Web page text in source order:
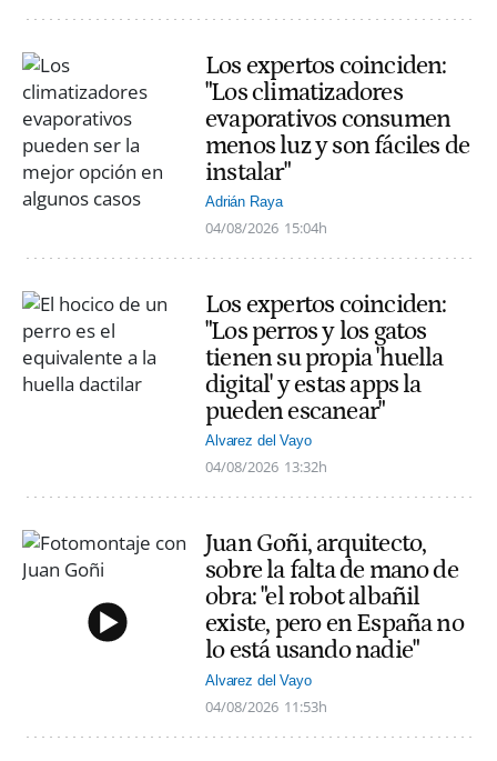
Los expertos coinciden:
"Los climatizadores
evaporativos consumen
menos luz y son fáciles de
instalar"
Adrián Raya
04/08/2026 15:04h
Los expertos coinciden:
"Los perros y los gatos
tienen su propia 'huella
digital' y estas apps la
pueden escanear"
Alvarez del Vayo
04/08/2026 13:32h
Juan Goñi, arquitecto,
sobre la falta de mano de
obra: "el robot albañil
existe, pero en España no
lo está usando nadie"
Alvarez del Vayo
04/08/2026 11:53h